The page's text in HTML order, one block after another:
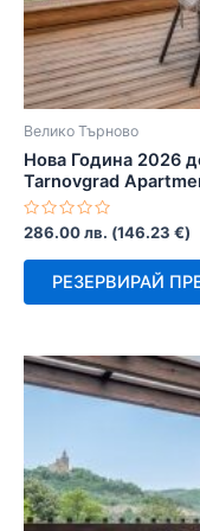
Велико Търново
Нова Година 2026
Tarnovgrad
Оценено
с
0
286.00лв. (146.23 €)
РЕЗЕРВИРАЙ